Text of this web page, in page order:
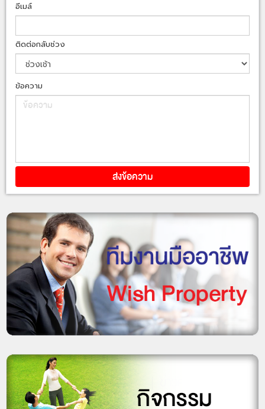
อีเมล์
ติดต่อกลับช่วง
ข้อความ